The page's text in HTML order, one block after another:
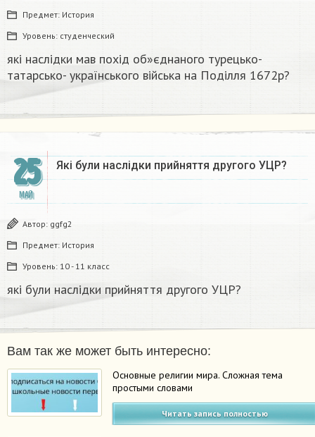
Предмет: История
Уровень: студенческий
які наслідки мав похід об»єднаного турецько-
татарсько- українського війська на Поділля 1672р?
25
МАЙ
Які були наслідки прийняття другого УЦР?
Автор: ggfg2
Предмет: История
Уровень: 10 - 11 класс
які були наслідки прийняття другого УЦР?
Вам так же может быть интересно:
Основные религии мира. Сложная тема
простыми словами
Читать запись полностью